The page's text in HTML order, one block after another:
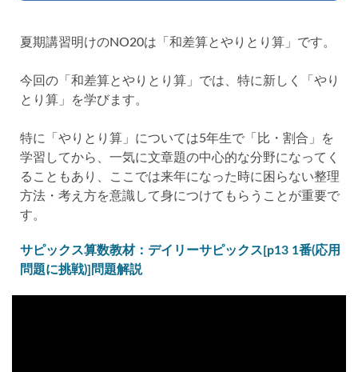
夏期講習明けのNO20は「和差算とやりとり算」です。
今回の「和差算とやりとり算」では、特に新しく「やり
とり算」を学びます。
特に「やりとり算」については5年生で「比・割合」を
学習してから、一気に文章題の中心的な分野になってく
ることもあり、ここでは来年になった時に困らない整理
方法・考え方を意識して身につけてもらうことが重要で
す。
サピックス算数教材：デイリーサピックス[p13 1番(応用
問題に挑戦)]問題解説